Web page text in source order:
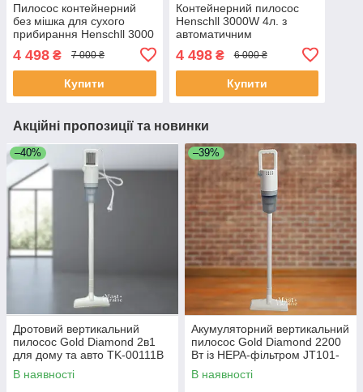
Пилосос контейнерний
без мішка для сухого
прибирання Henschll 3000
телескопічною трубою,
XN19-89
4 498 ₴ 7 000 ₴
Купити
Контейнерний пилосос
Henschll 3000W 4л. з
автоматичним
змотуванням шнура XN19-
88
4 498₴ 6 000 ₴
Купити
Акційні пропозиції та новинки
–40%
Дротовий вертикальний
пилосос Gold Diamond 2в1
для дому та авто TK-00111B
В наявності
–39%
Акумуляторний вертикальний
пилосос Gold Diamond 2200
Вт із HEPA-фільтром JT101-
D1
В наявності